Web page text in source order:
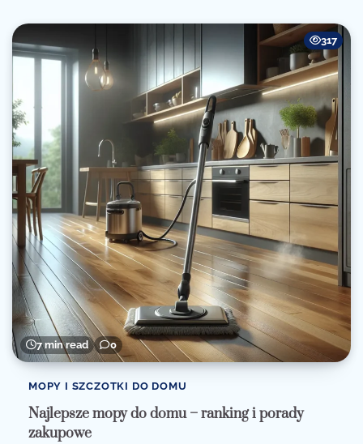
7 min read 0
317
MOPY I SZCZOTKI DO DOMU
Najlepsze mopy do domu – ranking i porady
zakupowe